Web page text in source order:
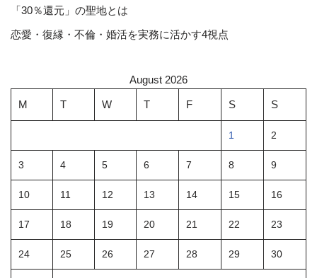
「30％還元」の聖地とは
恋愛・復縁・不倫・婚活を実務に活かす4視点
August 2026
M T W T F S S
1 2
3 4 5 6 7 8 9
10 11 12 13 14 15 16
17 18 19 20 21 22 23
24 25 26 27 28 29 30